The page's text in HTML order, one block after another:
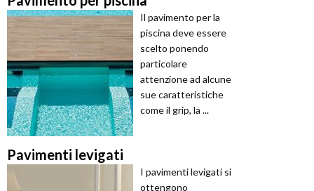
Il pavimento per la
piscina deve essere
scelto ponendo
particolare
attenzione ad alcune
sue caratteristiche
come il grip, la ...
Pavimenti levigati
I pavimenti levigati si
ottengono